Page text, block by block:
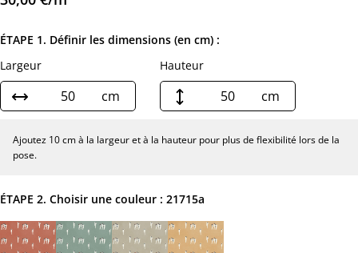
ÉTAPE 1. Définir les dimensions (en cm) :
Largeur
cm
Hauteur
cm
Ajoutez 10 cm à la largeur et à la hauteur pour plus de flexibilité lors de la
pose.
ÉTAPE 2. Choisir une couleur : 21715a